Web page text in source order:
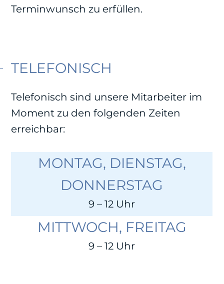
Terminwunsch zu erfüllen.
TELEFONISCH
Telefonisch sind unsere Mitarbeiter im
Moment zu den folgenden Zeiten
erreichbar:
MONTAG, DIENSTAG,
DONNERSTAG
9 – 12 Uhr
MITTWOCH, FREITAG
9 – 12 Uhr